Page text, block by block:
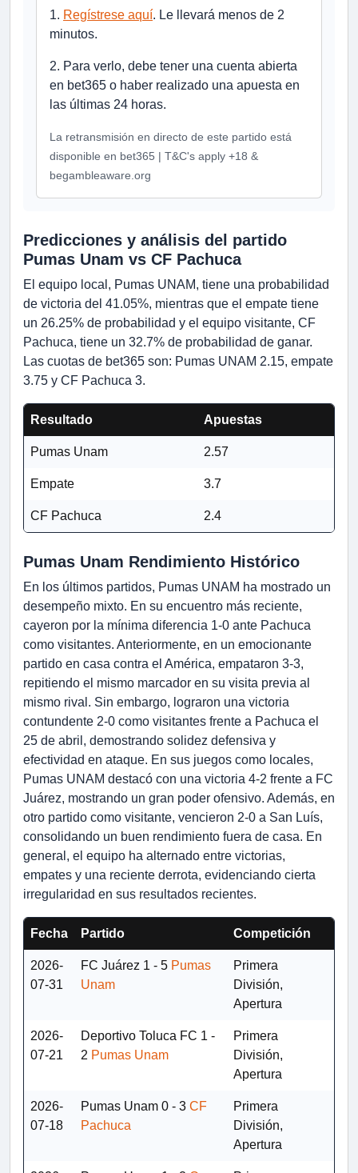
1. Regístrese aquí. Le llevará menos de 2
minutos.
2. Para verlo, debe tener una cuenta abierta
en bet365 o haber realizado una apuesta en
las últimas 24 horas.
La retransmisión en directo de este partido está
disponible en bet365 | T&C's apply +18 &
begambleaware.org
Predicciones y análisis del partido
Pumas Unam vs CF Pachuca
El equipo local, Pumas UNAM, tiene una probabilidad
de victoria del 41.05%, mientras que el empate tiene
un 26.25% de probabilidad y el equipo visitante, CF
Pachuca, tiene un 32.7% de probabilidad de ganar.
Las cuotas de bet365 son: Pumas UNAM 2.15, empate
3.75 y CF Pachuca 3.
Resultado Apuestas
Pumas Unam 2.57
Empate 3.7
CF Pachuca 2.4
Pumas Unam Rendimiento Histórico
En los últimos partidos, Pumas UNAM ha mostrado un
desempeño mixto. En su encuentro más reciente,
cayeron por la mínima diferencia 1-0 ante Pachuca
como visitantes. Anteriormente, en un emocionante
partido en casa contra el América, empataron 3-3,
repitiendo el mismo marcador en su visita previa al
mismo rival. Sin embargo, lograron una victoria
contundente 2-0 como visitantes frente a Pachuca el
25 de abril, demostrando solidez defensiva y
efectividad en ataque. En sus juegos como locales,
Pumas UNAM destacó con una victoria 4-2 frente a FC
Juárez, mostrando un gran poder ofensivo. Además, en
otro partido como visitante, vencieron 2-0 a San Luís,
consolidando un buen rendimiento fuera de casa. En
general, el equipo ha alternado entre victorias,
empates y una reciente derrota, evidenciando cierta
irregularidad en sus resultados recientes.
Fecha Partido Competición
2026-
07-31
FC Juárez 1 - 5 Pumas
Unam
Primera
División,
Apertura
2026-
07-21
Deportivo Toluca FC 1 -
2 Pumas Unam
Primera
División,
Apertura
2026-
07-18
Pumas Unam 0 - 3 CF
Pachuca
Primera
División,
Apertura